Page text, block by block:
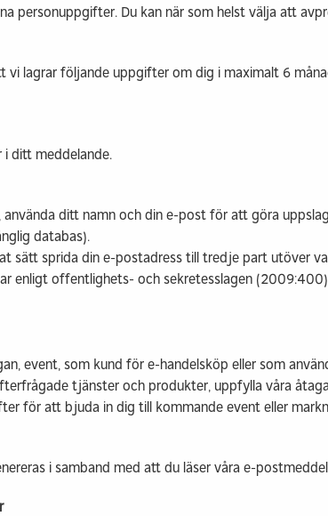
personuppgifter. Du kan när som helst välja att
lagrar följande uppgifter om dig i maximalt 6
i ditt meddelande.
ditt namn och din e-post för att göra
databas).
sätt sprida din e-postadress till tredje part utöver
enligt offentlighets- och sekretesslagen
event, som kund för e-handelsköp eller som
tjänster och produkter, uppfylla våra
för att bjuda in dig till kommande event eller
i samband med att du läser våra e-